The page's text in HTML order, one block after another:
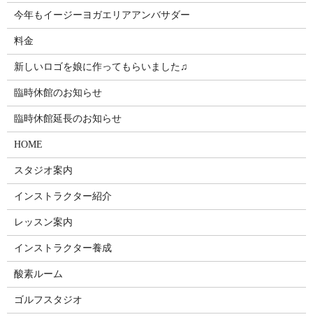
今年もイージーヨガエリアアンバサダー
料金
新しいロゴを娘に作ってもらいました♫
臨時休館のお知らせ
臨時休館延長のお知らせ
HOME
スタジオ案内
インストラクター紹介
レッスン案内
インストラクター養成
酸素ルーム
ゴルフスタジオ